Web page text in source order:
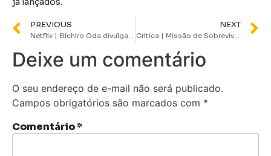
PREVIOUS
Netflix | Eiichiro Oda divulga nova carta sobre a série em live-action de One Piece
NEXT
Crítica | Missão de Sobrevivência traz intensidade com trama baseada em eventos reais
Deixe um comentário
O seu endereço de e-mail não será publicado.
Campos obrigatórios são marcados com *
Comentário*